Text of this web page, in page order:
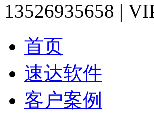
13526935658 |
首页
速达软件
客户案例